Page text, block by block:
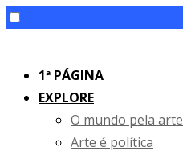
content1ª PÁGINA
EXPLORE
O mundo pela arte
Arte é política